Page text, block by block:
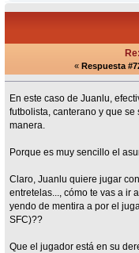
« Respuesta
En este caso de Juanlu,
futbolista, canterano y que
manera.
Porque es muy sencillo el
Claro, Juanlu quiere jugar
entretelas..., cómo te vas a ir
yendo de mentira a por el
SFC)??
Que el jugador está en su